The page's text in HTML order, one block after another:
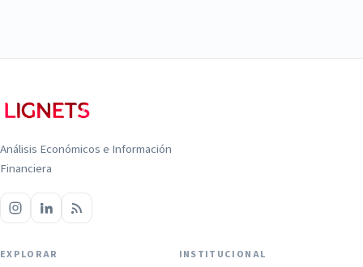
Análisis Económicos e Información
Financiera
EXPLORAR INSTITUCIONAL